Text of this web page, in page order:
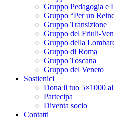
Gruppo Pedagogia e
Gruppo “Per un
Gruppo Transizione
Gruppo del Friuli-
Gruppo della
Gruppo di Roma
Gruppo Toscana
Gruppo del Veneto
Sostienici
Dona il tuo 5×1000
Partecipa
Diventa socio
Contatti